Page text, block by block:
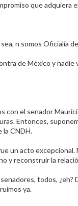
que adquiera
n somos Oficialía
de México y
con el senador
Entonces,
la CNDH.​
un acto
y reconstruir la
todos, ¿eh?
ya.​